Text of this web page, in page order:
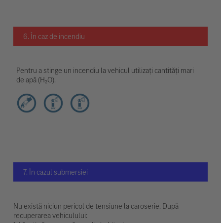
6. În caz de incendiu
Pentru a stinge un incendiu la vehicul utilizați cantități mari
de apă (H₂O).
7. În cazul submersiei
Nu există niciun pericol de tensiune la caroserie. După
recuperarea vehiculului: